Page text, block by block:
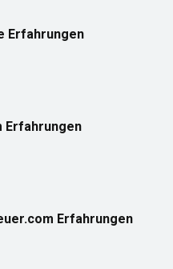
Erfahrungen
Erfahrungen
Erfahrungen